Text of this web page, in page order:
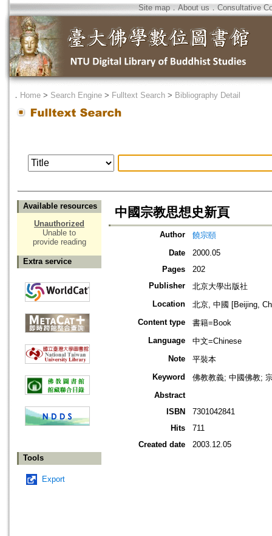
Site map．About us ． Consultative
． Home > Search Engine > Fulltext Search > Bibliography Detail
Available resources
Unauthorized
Unable to
provide reading
Extra service
Tools
Export
中國宗教思想史新頁
Author
饒宗頤
Date
2000.05
Pages
202
Publisher
北京大學出版社
Location
北京, 中國 [Beijing,
Content type
書籍=Book
Language
中文=Chinese
Note
平裝本
Keyword
佛教教義; 中國佛教;
Abstract
ISBN
7301042841
Hits
711
Created date
2003.12.05